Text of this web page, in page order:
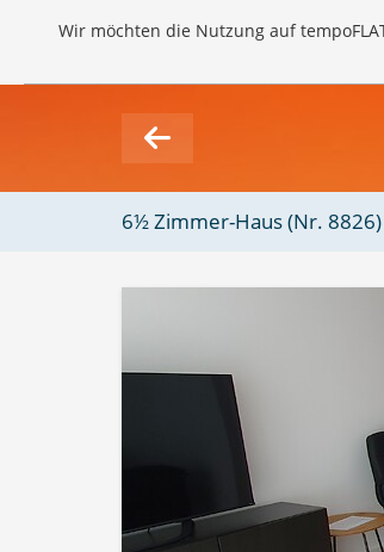
Wir möchten die Nutzung auf
6½ Zimmer-Haus (Nr. 8826)